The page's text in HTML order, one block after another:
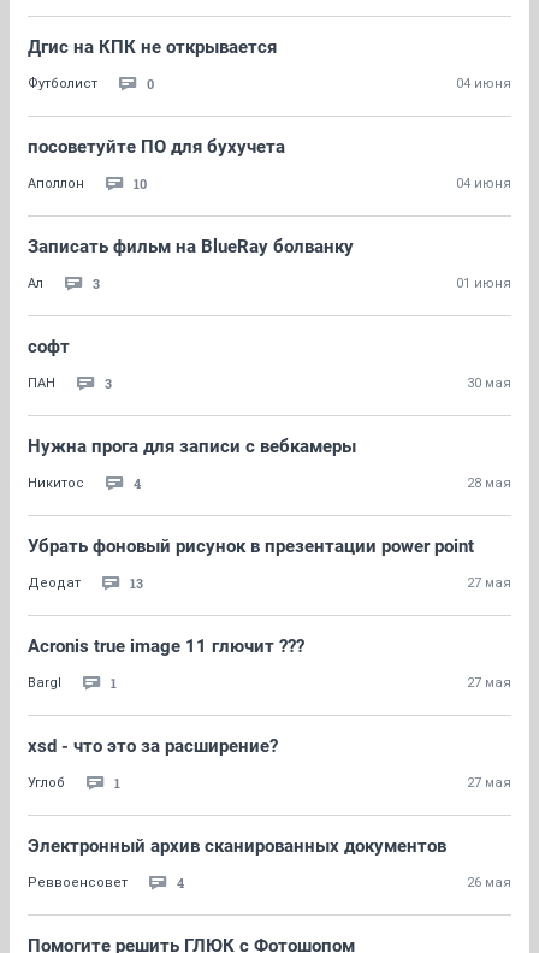
Дгис на КПК не открывается
Футболист 0 04 июня
посоветуйте ПО для бухучета
Аполлон 10 04 июня
Записать фильм на BlueRay болванку
Ал 3 01 июня
софт
ПАН 3 30 мая
Нужна прога для записи с вебкамеры
Никитос 4 28 мая
Убрать фоновый рисунок в презентации power point
Деодат 13 27 мая
Acronis true image 11 глючит ???
Bargl 1 27 мая
xsd - что это за расширение?
Углоб 1 27 мая
Электронный архив сканированных документов
Реввоенсовет 4 26 мая
Помогите решить ГЛЮК с Фотошопом